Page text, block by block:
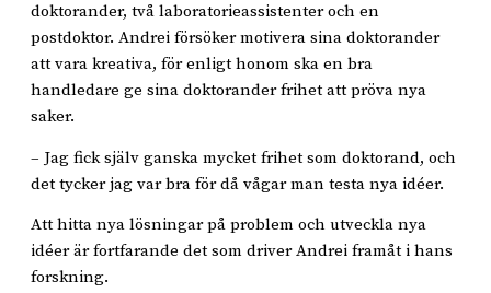
doktorander, två laboratorieassistenter och en
postdoktor. Andrei försöker motivera sina doktorander
att vara kreativa, för enligt honom ska en bra
handledare ge sina doktorander frihet att pröva nya
saker.
– Jag fick själv ganska mycket frihet som doktorand, och
det tycker jag var bra för då vågar man testa nya idéer.
Att hitta nya lösningar på problem och utveckla nya
idéer är fortfarande det som driver Andrei framåt i hans
forskning.